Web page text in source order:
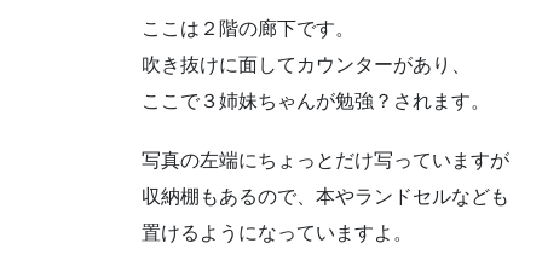
ここは２階の廊下です。
吹き抜けに面してカウンターがあり、
ここで３姉妹ちゃんが勉強？されます。
写真の左端にちょっとだけ写っていますが
収納棚もあるので、本やランドセルなども
置けるようになっていますよ。